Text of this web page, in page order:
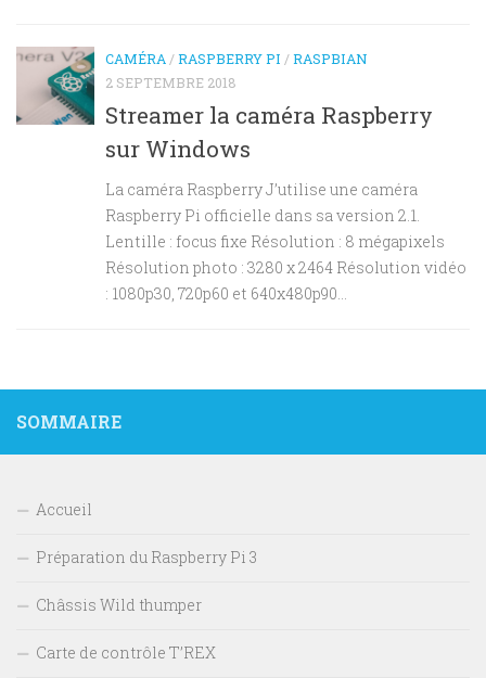
CAMÉRA /RASPBERRY PI /RASPBIAN
2 SEPTEMBRE 2018
Streamer la caméra Raspberry
sur Windows
La caméra Raspberry J’utilise une caméra
Raspberry Pi officielle dans sa version 2.1.
Lentille : focus fixe Résolution : 8 mégapixels
Résolution photo : 3280 x 2464 Résolution vidéo
: 1080p30, 720p60 et 640x480p90...
SOMMAIRE
Accueil
Préparation du Raspberry Pi 3
Châssis Wild thumper
Carte de contrôle T’REX